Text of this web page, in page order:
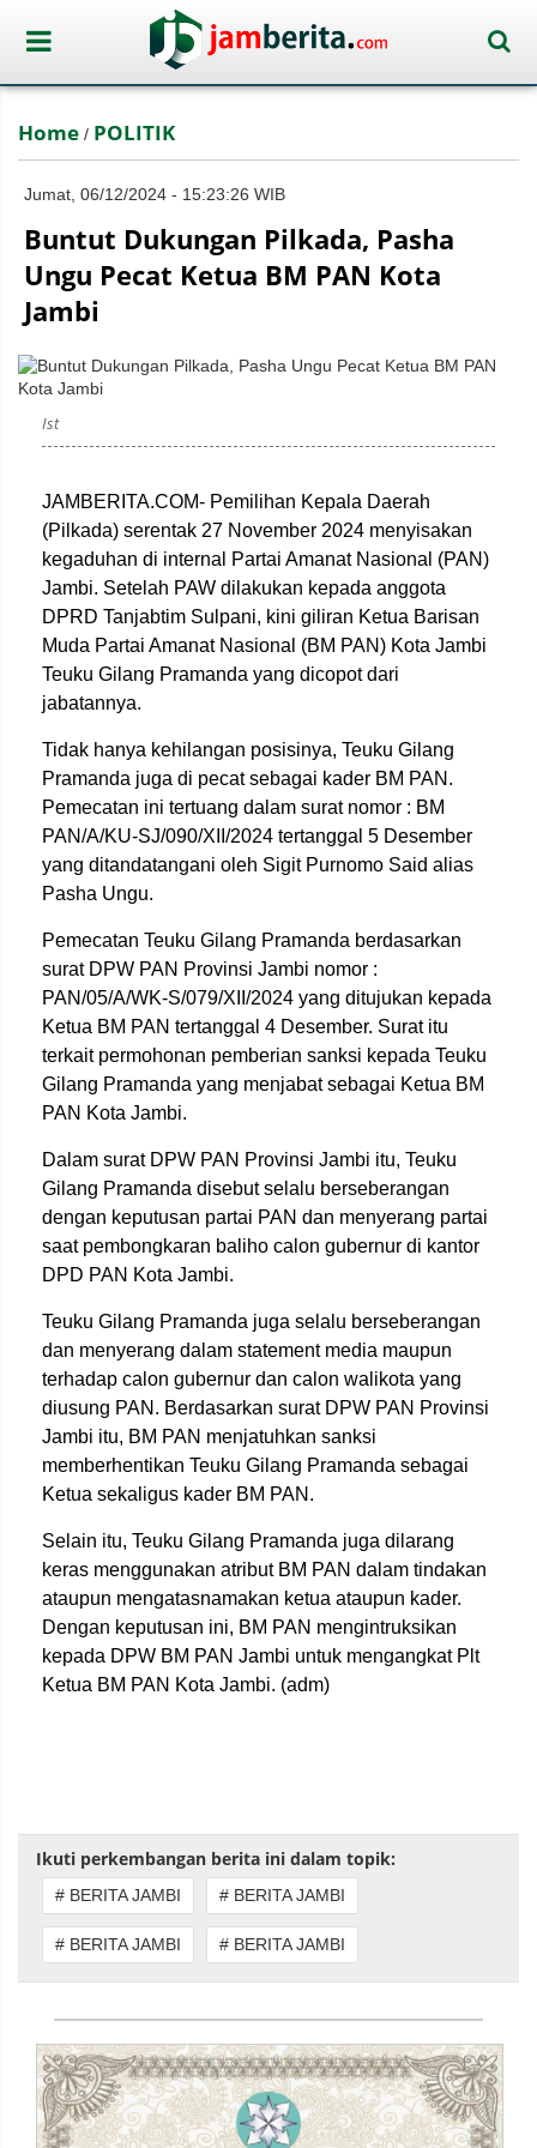
Home / POLITIK
Jumat, 06/12/2024 - 15:23:26 WIB
Buntut Dukungan Pilkada, Pasha
Ungu Pecat Ketua BM PAN Kota
Jambi
Ist
JAMBERITA.COM- Pemilihan Kepala Daerah
(Pilkada) serentak 27 November 2024 menyisakan
kegaduhan di internal Partai Amanat Nasional (PAN)
Jambi. Setelah PAW dilakukan kepada anggota
DPRD Tanjabtim Sulpani, kini giliran Ketua Barisan
Muda Partai Amanat Nasional (BM PAN) Kota Jambi
Teuku Gilang Pramanda yang dicopot dari
jabatannya.
Tidak hanya kehilangan posisinya, Teuku Gilang
Pramanda juga di pecat sebagai kader BM PAN.
Pemecatan ini tertuang dalam surat nomor : BM
PAN/A/KU-SJ/090/XII/2024 tertanggal 5 Desember
yang ditandatangani oleh Sigit Purnomo Said alias
Pasha Ungu.
Pemecatan Teuku Gilang Pramanda berdasarkan
surat DPW PAN Provinsi Jambi nomor :
PAN/05/A/WK-S/079/XII/2024 yang ditujukan kepada
Ketua BM PAN tertanggal 4 Desember. Surat itu
terkait permohonan pemberian sanksi kepada Teuku
Gilang Pramanda yang menjabat sebagai Ketua BM
PAN Kota Jambi.
Dalam surat DPW PAN Provinsi Jambi itu, Teuku
Gilang Pramanda disebut selalu berseberangan
dengan keputusan partai PAN dan menyerang partai
saat pembongkaran baliho calon gubernur di kantor
DPD PAN Kota Jambi.
Teuku Gilang Pramanda juga selalu berseberangan
dan menyerang dalam statement media maupun
terhadap calon gubernur dan calon walikota yang
diusung PAN. Berdasarkan surat DPW PAN Provinsi
Jambi itu, BM PAN menjatuhkan sanksi
memberhentikan Teuku Gilang Pramanda sebagai
Ketua sekaligus kader BM PAN.
Selain itu, Teuku Gilang Pramanda juga dilarang
keras menggunakan atribut BM PAN dalam tindakan
ataupun mengatasnamakan ketua ataupun kader.
Dengan keputusan ini, BM PAN mengintruksikan
kepada DPW BM PAN Jambi untuk mengangkat Plt
Ketua BM PAN Kota Jambi. (adm)
Ikuti perkembangan berita ini dalam topik:
# BERITA JAMBI # BERITA JAMBI
# BERITA JAMBI # BERITA JAMBI